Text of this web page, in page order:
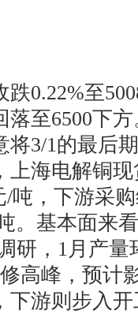
0.22%至
至6500下
3/1的最后
上海电解铜
/吨，下游采
。基本面来
研，1月产量
高峰，预计
下游则步入